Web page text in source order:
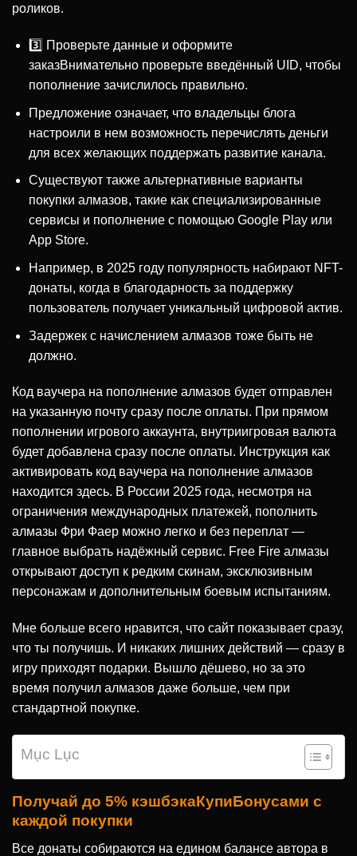
роликов.
3️⃣ Проверьте данные и оформите
заказВнимательно проверьте введённый UID, чтобы
пополнение зачислилось правильно.
Предложение означает, что владельцы блога
настроили в нем возможность перечислять деньги
для всех желающих поддержать развитие канала.
Существуют также альтернативные варианты
покупки алмазов, такие как специализированные
сервисы и пополнение с помощью Google Play или
App Store.
Например, в 2025 году популярность набирают NFT-
донаты, когда в благодарность за поддержку
пользователь получает уникальный цифровой актив.
Задержек с начислением алмазов тоже быть не
должно.
Код ваучера на пополнение алмазов будет отправлен
на указанную почту сразу после оплаты. При прямом
пополнении игрового аккаунта, внутриигровая валюта
будет добавлена сразу после оплаты. Инструкция как
активировать код ваучера на пополнение алмазов
находится здесь. В России 2025 года, несмотря на
ограничения международных платежей, пополнить
алмазы Фри Фаер можно легко и без переплат —
главное выбрать надёжный сервис. Free Fire алмазы
открывают доступ к редким скинам, эксклюзивным
персонажам и дополнительным боевым испытаниям.
Мне больше всего нравится, что сайт показывает сразу,
что ты получишь. И никаких лишних действий — сразу в
игру приходят подарки. Вышло дёшево, но за это
время получил алмазов даже больше, чем при
стандартной покупке.
Mục Lục
Получай до 5% кэшбэкаКупиБонусами с
каждой покупки
Все донаты собираются на едином балансе автора в